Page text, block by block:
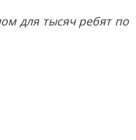
для тысяч ребят по